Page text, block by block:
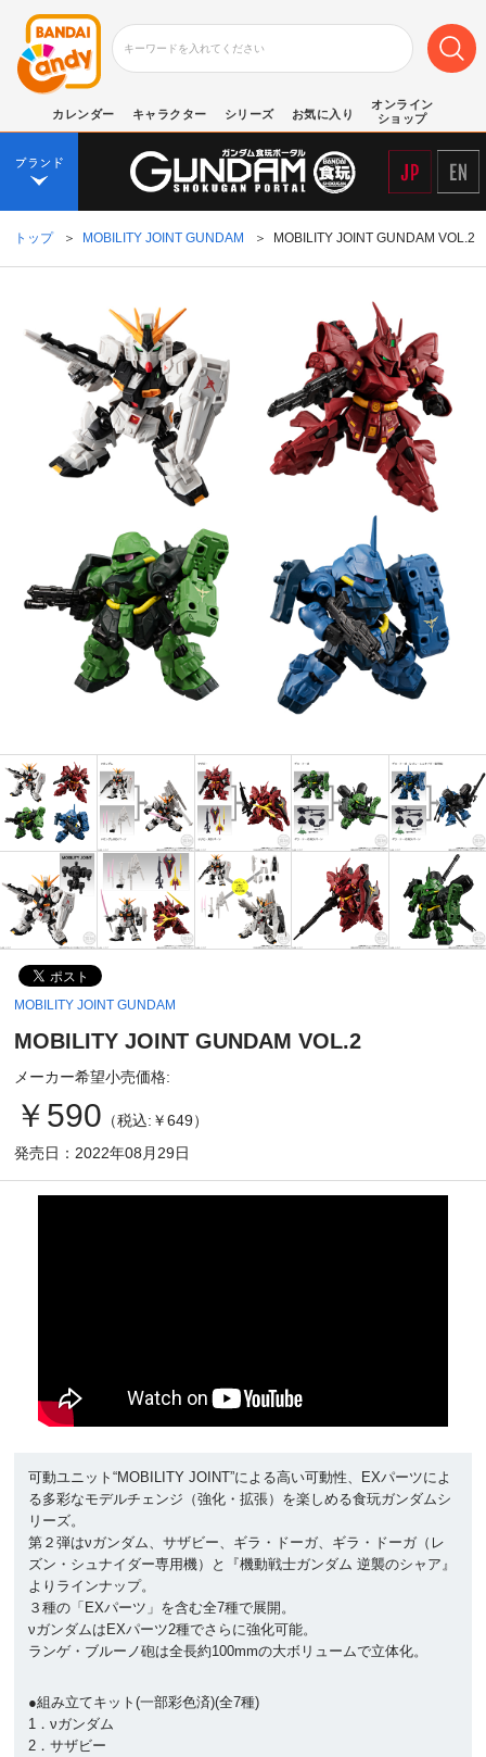
カレンダー キャラクター シリーズ お気に入り
オンライン
ショップ
トップ ＞ MOBILITY JOINT GUNDAM ＞ MOBILITY JOINT GUNDAM VOL.2
MOBILITY JOINT GUNDAM
MOBILITY JOINT GUNDAM VOL.2
メーカー希望小売価格:
￥590 （税込:￥649）
発売日：2022年08月29日
可動ユニット“MOBILITY JOINT”による高い可動性、EXパーツによ
る多彩なモデルチェンジ（強化・拡張）を楽しめる食玩ガンダムシ
リーズ。
第２弾はνガンダム、サザビー、ギラ・ドーガ、ギラ・ドーガ（レ
ズン・シュナイダー専用機）と『機動戦士ガンダム 逆襲のシャア』
よりラインナップ。
３種の「EXパーツ」を含む全7種で展開。
νガンダムはEXパーツ2種でさらに強化可能。
ランゲ・ブルーノ砲は全長約100mmの大ボリュームで立体化。
●組み立てキット(一部彩色済)(全7種)
1．νガンダム
2．サザビー